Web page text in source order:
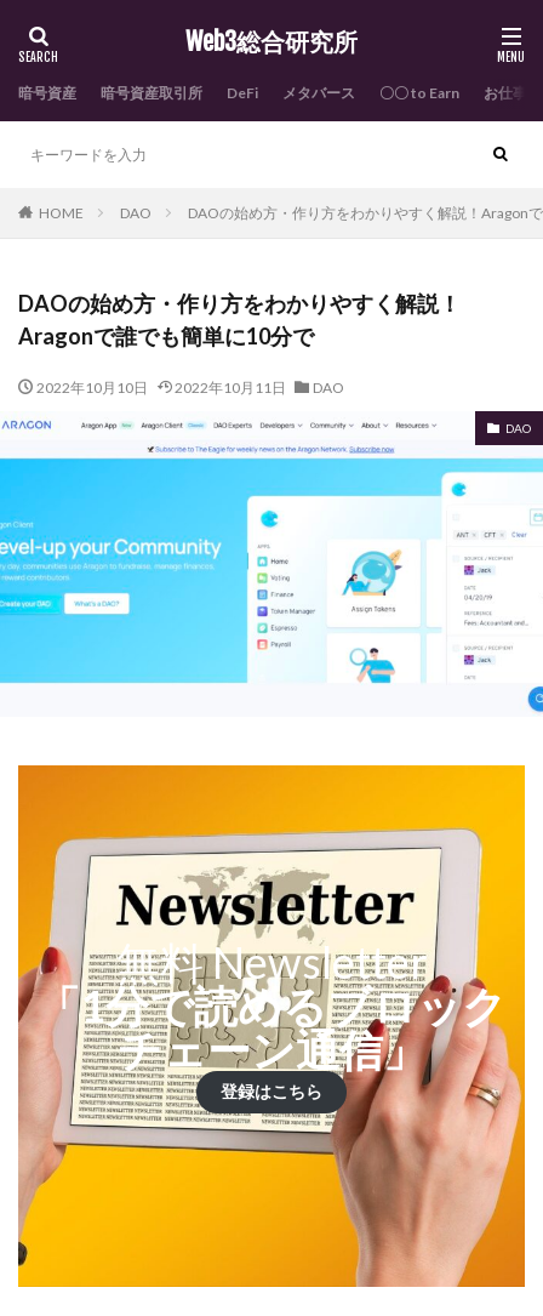
Web3総合研究所
暗号資産 暗号資産取引所 DeFi メタバース 〇〇 to Earn お仕事
HOME DAO DAOの始め方・作り方をわかりやすく解説！Aragon
DAOの始め方・作り方をわかりやすく解説！
Aragonで誰でも簡単に10分で
2022年10月10日 2022年10月11日 DAO
DAO
無料 Newsletter
「1分で読めるブロック
チェーン通信」
登録はこちら